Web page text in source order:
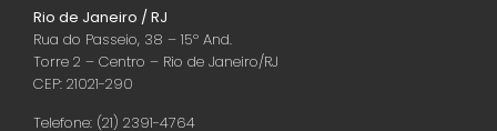
Rio de Janeiro / RJ
Rua do Passeio, 38 – 15º And.
Torre 2 – Centro – Rio de Janeiro/RJ
CEP: 21021-290
Telefone: (21) 2391-4764